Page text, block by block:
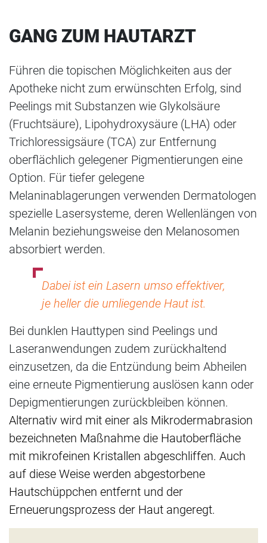
GANG ZUM HAUTARZT
Führen die topischen Möglichkeiten aus der
Apotheke nicht zum erwünschten Erfolg, sind
Peelings mit Substanzen wie Glykolsäure
(Fruchtsäure), Lipohydroxysäure (LHA) oder
Trichloressigsäure (TCA) zur Entfernung
oberflächlich gelegener Pigmentierungen eine
Option. Für tiefer gelegene
Melaninablagerungen verwenden Dermatologen
spezielle Lasersysteme, deren Wellenlängen von
Melanin beziehungsweise den Melanosomen
absorbiert werden.
Dabei ist ein Lasern umso effektiver,
je heller die umliegende Haut ist.
Bei dunklen Hauttypen sind Peelings und
Laseranwendungen zudem zurückhaltend
einzusetzen, da die Entzündung beim Abheilen
eine erneute Pigmentierung auslösen kann oder
Depigmentierungen zurückbleiben können.
Alternativ wird mit einer als Mikrodermabrasion
bezeichneten Maßnahme die Hautoberfläche
mit mikrofeinen Kristallen abgeschliffen. Auch
auf diese Weise werden abgestorbene
Hautschüppchen entfernt und der
Erneuerungsprozess der Haut angeregt.